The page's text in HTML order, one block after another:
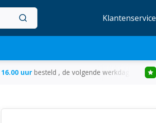
Klantenservice
16.00 uur besteld , de volgende werkdag in huis